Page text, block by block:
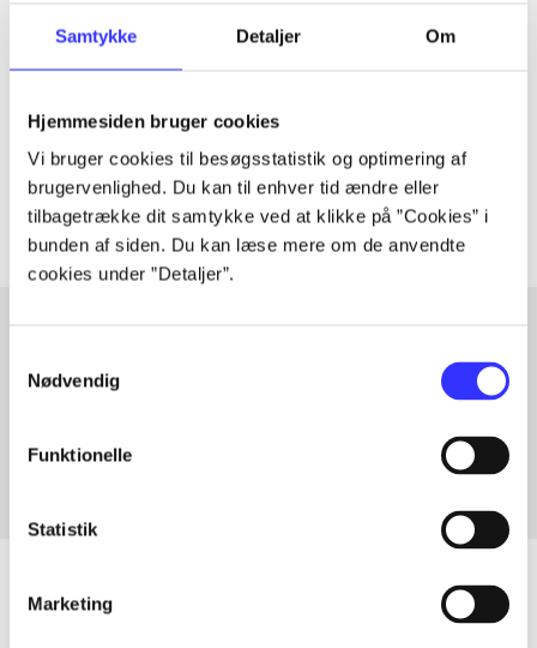
Samtykke Detaljer Om
Hjemmesiden bruger cookies
Vi bruger cookies til besøgsstatistik og optimering af
brugervenlighed. Du kan til enhver tid ændre eller
tilbagetrække dit samtykke ved at klikke på ”Cookies” i
bunden af siden. Du kan læse mere om de anvendte
cookies under ”Detaljer”.
Nødvendig
Funktionelle
Statistik
Marketing
Artiklen er en del af
Tidsskrift
Artiklerne i handler ofte om
Artikler med samme emner